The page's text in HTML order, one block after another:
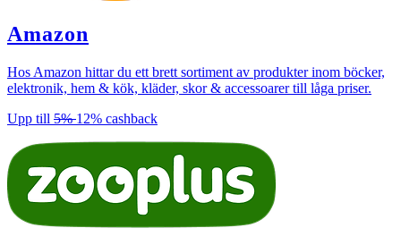
Amazon
Hos Amazon hittar du ett brett sortiment av produkter inom böcker,
elektronik, hem & kök, kläder, skor & accessoarer till låga priser.
Upp till 5%12% cashback